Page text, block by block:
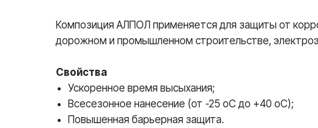
Композиция АЛПОЛ применяется для защиты от
дорожном и промышленном строительстве,
Свойства
Ускоренное время высыхания;
Всесезонное нанесение (от -25 oC до +40 oC);
Повышенная барьерная защита.